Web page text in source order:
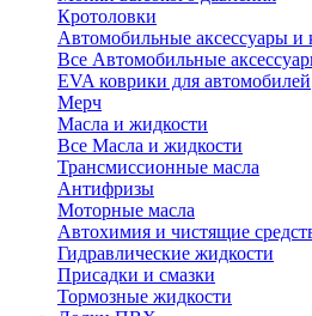
Кротоловки
Автомобильные аксессуары
Все Автомобильные
EVA коврики для автомобилей
Мерч
Масла и жидкости
Все Масла и жидкости
Трансмиссионные масла
Антифризы
Моторные масла
Автохимия и чистящие
Гидравлические жидкости
Присадки и смазки
Тормозные жидкости